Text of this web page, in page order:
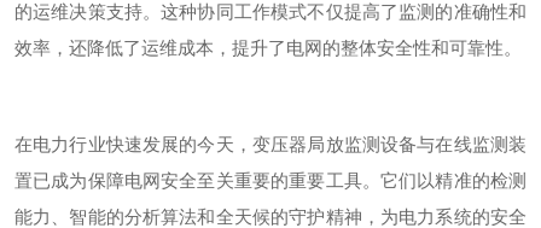
的运维决策支持。这种协同工作模式不仅提高了监测的准确性和
效率，还降低了运维成本，提升了电网的整体安全性和可靠性。
在电力行业快速发展的今天，变压器局放监测设备与在线监测装
置已成为保障电网安全至关重要的重要工具。它们以精准的检测
能力、智能的分析算法和全天候的守护精神，为电力系统的安全